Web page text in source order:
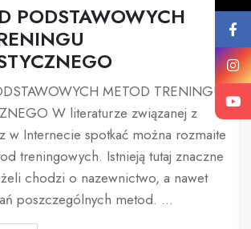
PODSTAWOWYCH
METOD TRENINGU
W literaturze związanej z
w Internecie spotkać można rozmaite
treningowych. Istnieją tutaj znaczne
chodzi o nazewnictwo, a nawet
poszczególnych metod. ...